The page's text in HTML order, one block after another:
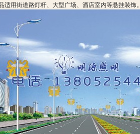
适用街道路灯杆、大型广场、酒店室内等悬挂装饰。